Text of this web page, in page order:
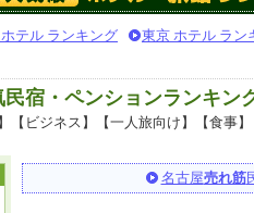
テル ランキング 東京 ホテル ラン
宿・ペンションランキン
【ビジネス】【一人旅向け】【食事】
名古屋売れ筋